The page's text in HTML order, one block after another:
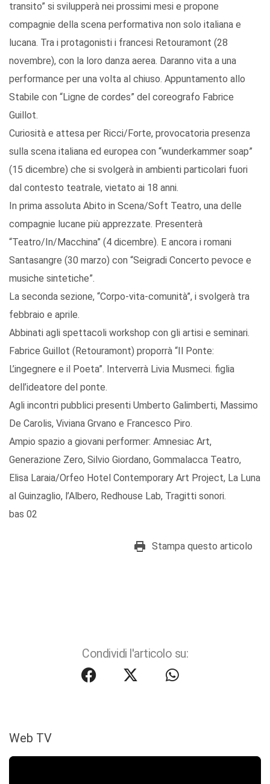
transito” si svilupperà nei prossimi mesi e propone
compagnie della scena performativa non solo italiana e
lucana. Tra i protagonisti i francesi Retouramont (28
novembre), con la loro danza aerea. Daranno vita a una
performance per una volta al chiuso. Appuntamento allo
Stabile con “Ligne de cordes” del coreografo Fabrice
Guillot.
Curiosità e attesa per Ricci/Forte, provocatoria presenza
sulla scena italiana ed europea con “wunderkammer soap”
(15 dicembre) che si svolgerà in ambienti particolari fuori
dal contesto teatrale, vietato ai 18 anni.
In prima assoluta Abito in Scena/Soft Teatro, una delle
compagnie lucane più apprezzate. Presenterà
“Teatro/In/Macchina” (4 dicembre). E ancora i romani
Santasangre (30 marzo) con “Seigradi Concerto pevoce e
musiche sintetiche”.
La seconda sezione, “Corpo-vita-comunità”, i svolgerà tra
febbraio e aprile.
Abbinati agli spettacoli workshop con gli artisi e seminari.
Fabrice Guillot (Retouramont) proporrà “Il Ponte:
L’ingegnere e il Poeta”. Interverrà Livia Musmeci. figlia
dell’ideatore del ponte.
Agli incontri pubblici presenti Umberto Galimberti, Massimo
De Carolis, Viviana Grvano e Francesco Piro.
Ampio spazio a giovani performer: Amnesiac Art,
Generazione Zero, Silvio Giordano, Gommalacca Teatro,
Elisa Laraia/Orfeo Hotel Contemporary Art Project, La Luna
al Guinzaglio, l’Albero, Redhouse Lab, Tragitti sonori.
bas 02
Stampa questo articolo
Condividi l'articolo su:
Web TV